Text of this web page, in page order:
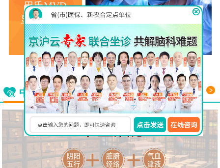
巴氏MVD
显微分离术
详情
查看更多
中西医结合看脑病 更多